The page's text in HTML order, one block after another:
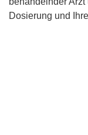
Dosierung und